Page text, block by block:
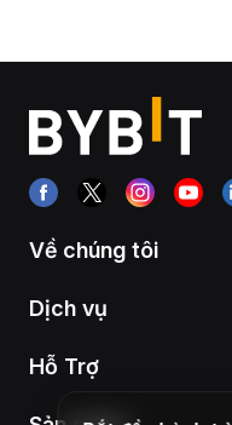
Về chúng tôi
Dịch vụ
Hỗ Trợ